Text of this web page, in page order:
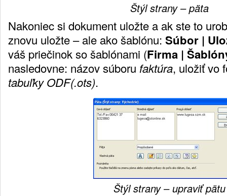
Štýl strany – päta
Nakoniec si dokument uložte a ak ste to
znovu uložte – ale ako šablónu: Súbor |
váš priečinok so šablónami (Firma |
nasledovne: názov súboru faktúra, uložiť vo
tabuľky ODF(.ots).
Štýl strany – upraviť pätu